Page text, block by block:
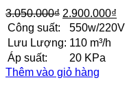
3.050.000₫ Giá
gốc
là:
3.050.000₫.
2.900.000₫
Công suất:
550w/220V
Lưu Lượng: 110 m³/h
Áp suất:
20 KPa
Thêm vào giỏ hàng